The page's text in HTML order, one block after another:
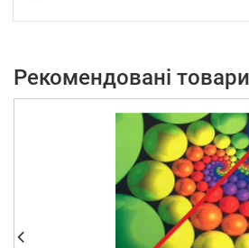
Рекомендовані товари